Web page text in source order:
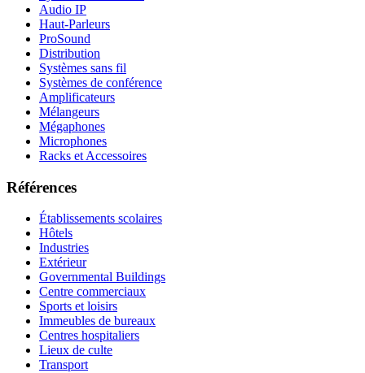
Audio IP
Haut-Parleurs
ProSound
Distribution
Systèmes sans fil
Systèmes de conférence
Amplificateurs
Mélangeurs
Mégaphones
Microphones
Racks et Accessoires
Références
Établissements scolaires
Hôtels
Industries
Extérieur
Governmental Buildings
Centre commerciaux
Sports et loisirs
Immeubles de bureaux
Centres hospitaliers
Lieux de culte
Transport